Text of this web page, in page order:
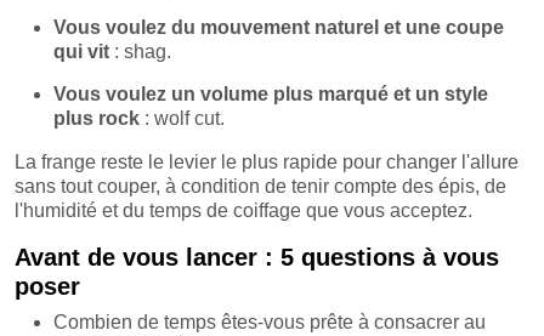
Vous voulez du mouvement naturel et une coupe
qui vit : shag.
Vous voulez un volume plus marqué et un style
plus rock : wolf cut.
La frange reste le levier le plus rapide pour changer l'allure
sans tout couper, à condition de tenir compte des épis, de
l'humidité et du temps de coiffage que vous acceptez.
Avant de vous lancer : 5 questions à vous
poser
Combien de temps êtes-vous prête à consacrer au